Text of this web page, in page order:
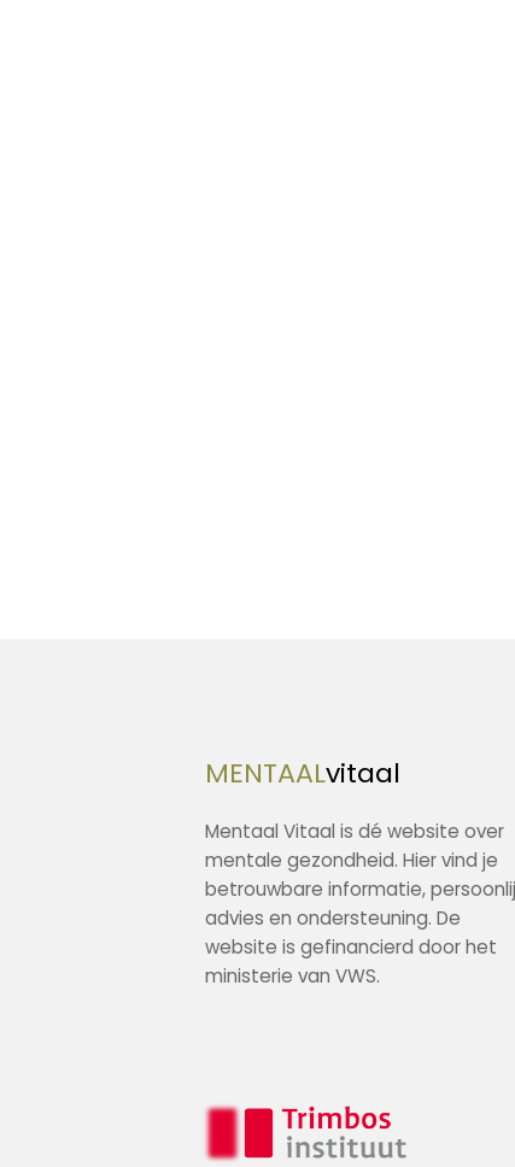
MENTAALvitaal
Mentaal Vitaal is dé website over
mentale gezondheid. Hier vind je
betrouwbare informatie,
advies en ondersteuning. De
website is gefinancierd door het
ministerie van VWS.